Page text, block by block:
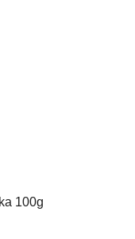
100g